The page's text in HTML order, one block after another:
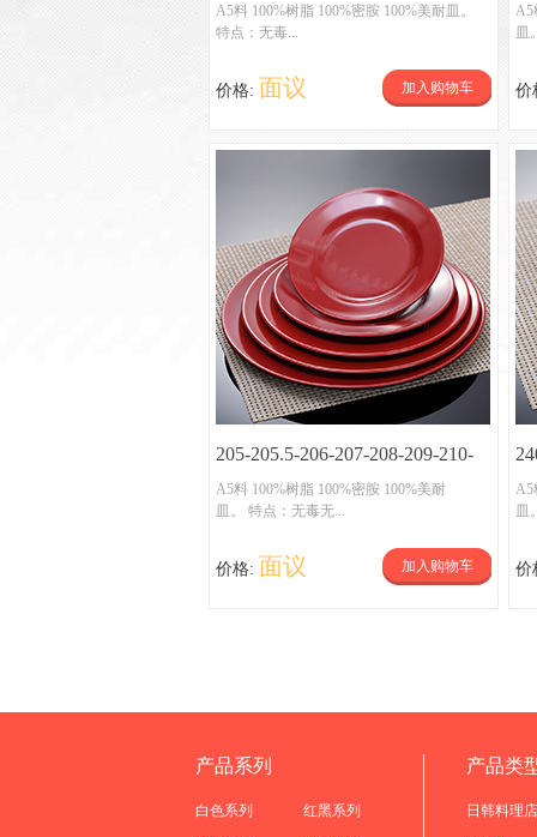
A5料 100%树脂 100%密胺 100%美耐皿。
特点：无毒...
价格: 面议 加入购物车
A5
皿
205-205.5-206-207-208-209-210-
210A-210.5-211-212-214-216-平碟
A5料 100%树脂 100%密胺 100%美耐
皿。 特点：无毒无...
价格: 面议 加入购物车
A5
皿
产品系列
白色系列 红黑系列
产品类
日韩料理店